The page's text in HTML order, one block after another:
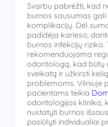
Svarbu pabrėžti, kad
burnos sausumas
komplikacijų. Dėl
padidėja karieso,
burnos infekcijų rizika.
rekomenduojama
odontologą, kad būtų
sveikatą ir užkirsti
problemoms. Vilniuje
pacientams teikia
odontologijos klinika,
nustatyti burnos
pasiūlyti individualiai